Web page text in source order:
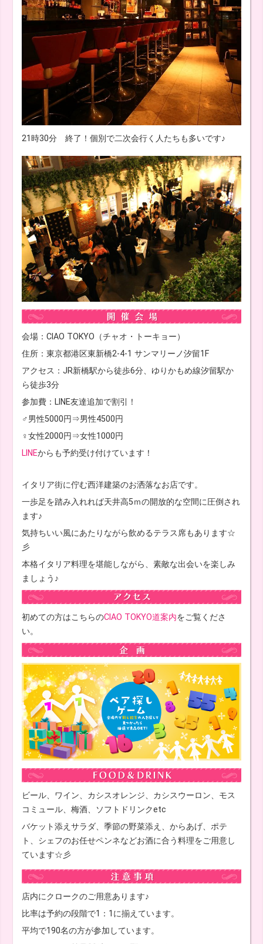
21時30分 終了！個別で二次会行く人たちも多いです♪
会場：CIAO TOKYO（チャオ・トーキョー）
住所：東京都港区東新橋2-4-1 サンマリーノ汐留1F
アクセス：JR新橋駅から徒歩6分、ゆりかもめ線汐留駅か
ら徒歩3分
参加費：LINE友達追加で割引！
♂男性5000円⇒男性4500円
♀女性2000円⇒女性1000円
LINEからも予約受け付けています！
イタリア街に佇む西洋建築のお洒落なお店です。
一歩足を踏み入れれば天井高5ｍの開放的な空間に圧倒され
ます♪
気持ちいい風にあたりながら飲めるテラス席もあります☆
彡
本格イタリア料理を堪能しながら、素敵な出会いを楽しみ
ましょう♪
初めての方はこちらのCIAO TOKYO道案内をご覧くださ
い。
ビール、ワイン、カシスオレンジ、カシスウーロン、モス
コミュール、梅酒、ソフトドリンクetc
バケット添えサラダ、季節の野菜添え、からあげ、ポテ
ト、シェフのお任せペンネなどお酒に合う料理をご用意し
ています☆彡
店内にクロークのご用意あります♪
比率は予約の段階で1：1に揃えています。
平均で190名の方が参加しています。